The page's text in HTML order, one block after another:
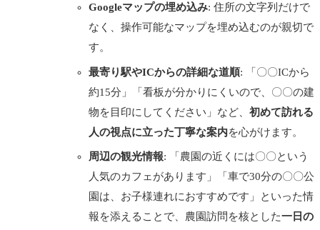
Googleマップの埋め込み: 住所の文字列だけで
なく、操作可能なマップを埋め込むのが親切で
す。
最寄り駅やICからの詳細な道順: 「〇〇ICから
約15分」「看板が分かりにくいので、〇〇の建
物を目印にしてください」など、 初めて訪れる
人の視点に立った丁寧な案内を心がけます。
周辺の観光情報: 「農園の近くには〇〇という
人気のカフェがあります」「車で30分の〇〇公
園は、お子様連れにおすすめです」といった情
報を添えることで、農園訪問を核とした一日の